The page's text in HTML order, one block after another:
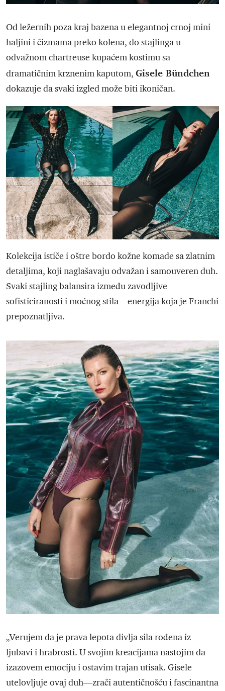
Od ležernih poza kraj bazena u elegantnoj crnoj mini
haljini i čizmama preko kolena, do stajlinga u
odvažnom chartreuse kupaćem kostimu sa
dramatičnim krznenim kaputom, Gisele Bündchen
dokazuje da svaki izgled može biti ikoničan.
Kolekcija ističe i oštre bordo kožne komade sa zlatnim
detaljima, koji naglašavaju odvažan i samouveren duh.
Svaki stajling balansira između zavodljive
sofisticiranosti i moćnog stila—energija koja je Franchi
prepoznatljiva.
„Verujem da je prava lepota divlja sila rođena iz
ljubavi i hrabrosti. U svojim kreacijama nastojim da
izazovem emociju i ostavim trajan utisak. Gisele
utelovljuje ovaj duh—zrači autentičnošću i fascinantna